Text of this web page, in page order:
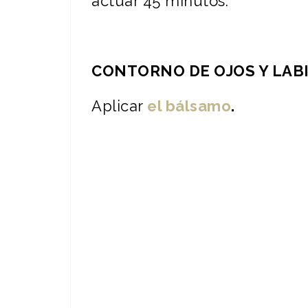
CONTORNO DE OJOS Y
Aplicar el bálsamo.